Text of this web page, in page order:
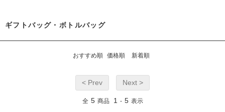
ギフトバッグ・ボトルバッグ
おすすめ順 価格順 新着順
< Prev Next >
全 5 商品 1 - 5 表示